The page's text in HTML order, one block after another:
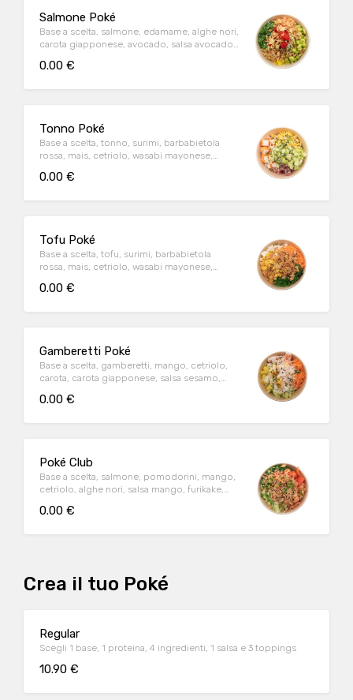
Salmone Poké
Base a scelta, salmone, edamame, alghe nori,
carota giapponese, avocado, salsa avocado,
0.00 €
Tonno Poké
Base a scelta, tonno, surimi, barbabietola
rossa, mais, cetriolo, wasabi mayonese,
0.00 €
Tofu Poké
Base a scelta, tofu, surimi, barbabietola
rossa, mais, cetriolo, wasabi mayonese,
0.00 €
Gamberetti Poké
Base a scelta, gamberetti, mango, cetriolo,
carota, carota giapponese, salsa sesamo,
0.00 €
Poké Club
Base a scelta, salmone, pomodorini, mango,
cetriolo, alghe nori, salsa mango, furikake,
0.00 €
Crea il tuo Poké
Regular
Scegli 1 base, 1 proteina, 4 ingredienti, 1 salsa e 3 toppings
10.90 €